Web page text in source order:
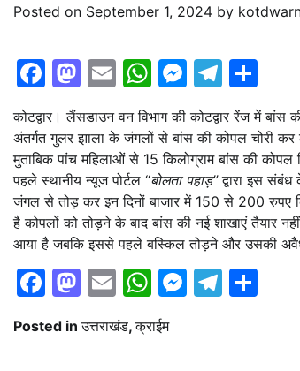
Posted on September 1, 2024 by
Facebook
Mastodon
EmailWhatsApp
कोटद्वार। लैंसडाउन वन विभाग की कोटद्वार रेंज में
अंतर्गत गुलर झाला के जंगलों से बांस की कोपल चोरी
मुताबिक पांच महिलाओं से 15 किलोग्राम बांस की
पहले स्थानीय न्यूज पोर्टल “बोलता पहाड़”द्वारा इस
जंगल से तोड़ कर इन दिनों बाजार में 150 से 200 रुपए
है कोपलों को तोड़ने के बाद बांस की नई शाखाएं तैयार
आया है जबकि इससे पहले बस्किल तोड़ने और उसकी अवैध
Facebook
Mastodon
EmailWhatsApp
Posted inउत्तराखंड,क्राईम